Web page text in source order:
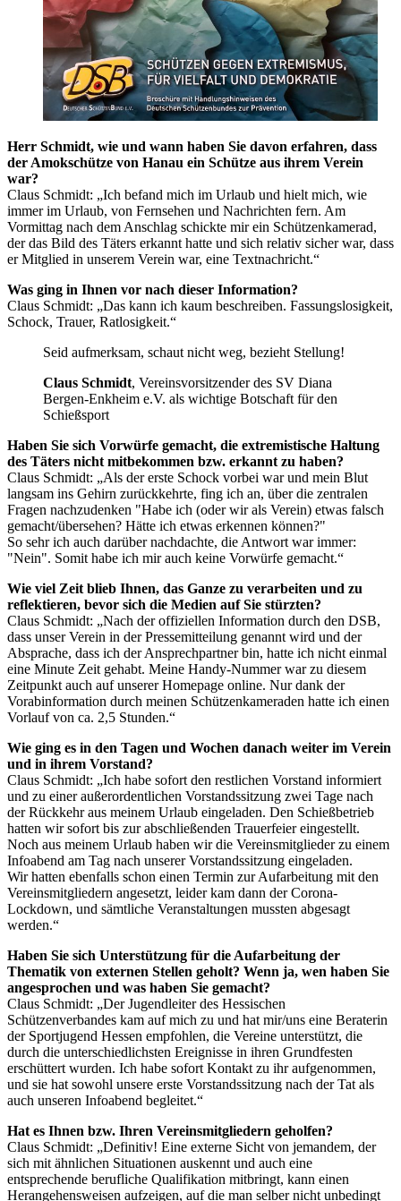
Herr Schmidt, wie und wann haben Sie davon erfahren, dass
der Amokschütze von Hanau ein Schütze aus ihrem Verein
war?
Claus Schmidt: „Ich befand mich im Urlaub und hielt mich, wie
immer im Urlaub, von Fernsehen und Nachrichten fern. Am
Vormittag nach dem Anschlag schickte mir ein Schützenkamerad,
der das Bild des Täters erkannt hatte und sich relativ sicher war, dass
er Mitglied in unserem Verein war, eine Textnachricht.“
Was ging in Ihnen vor nach dieser Information?
Claus Schmidt: „Das kann ich kaum beschreiben. Fassungslosigkeit,
Schock, Trauer, Ratlosigkeit.“
Seid aufmerksam, schaut nicht weg, bezieht Stellung!
Claus Schmidt, Vereinsvorsitzender des SV Diana
Bergen-Enkheim e.V. als wichtige Botschaft für den
Schießsport
Haben Sie sich Vorwürfe gemacht, die extremistische Haltung
des Täters nicht mitbekommen bzw. erkannt zu haben?
Claus Schmidt: „Als der erste Schock vorbei war und mein Blut
langsam ins Gehirn zurückkehrte, fing ich an, über die zentralen
Fragen nachzudenken "Habe ich (oder wir als Verein) etwas falsch
gemacht/übersehen? Hätte ich etwas erkennen können?"
So sehr ich auch darüber nachdachte, die Antwort war immer:
"Nein". Somit habe ich mir auch keine Vorwürfe gemacht.“
Wie viel Zeit blieb Ihnen, das Ganze zu verarbeiten und zu
reflektieren, bevor sich die Medien auf Sie stürzten?
Claus Schmidt: „Nach der offiziellen Information durch den DSB,
dass unser Verein in der Pressemitteilung genannt wird und der
Absprache, dass ich der Ansprechpartner bin, hatte ich nicht einmal
eine Minute Zeit gehabt. Meine Handy-Nummer war zu diesem
Zeitpunkt auch auf unserer Homepage online. Nur dank der
Vorabinformation durch meinen Schützenkameraden hatte ich einen
Vorlauf von ca. 2,5 Stunden.“
Wie ging es in den Tagen und Wochen danach weiter im Verein
und in ihrem Vorstand?
Claus Schmidt: „Ich habe sofort den restlichen Vorstand informiert
und zu einer außerordentlichen Vorstandssitzung zwei Tage nach
der Rückkehr aus meinem Urlaub eingeladen. Den Schießbetrieb
hatten wir sofort bis zur abschließenden Trauerfeier eingestellt.
Noch aus meinem Urlaub haben wir die Vereinsmitglieder zu einem
Infoabend am Tag nach unserer Vorstandssitzung eingeladen.
Wir hatten ebenfalls schon einen Termin zur Aufarbeitung mit den
Vereinsmitgliedern angesetzt, leider kam dann der Corona-
Lockdown, und sämtliche Veranstaltungen mussten abgesagt
werden.“
Haben Sie sich Unterstützung für die Aufarbeitung der
Thematik von externen Stellen geholt? Wenn ja, wen haben Sie
angesprochen und was haben Sie gemacht?
Claus Schmidt: „Der Jugendleiter des Hessischen
Schützenverbandes kam auf mich zu und hat mir/uns eine Beraterin
der Sportjugend Hessen empfohlen, die Vereine unterstützt, die
durch die unterschiedlichsten Ereignisse in ihren Grundfesten
erschüttert wurden. Ich habe sofort Kontakt zu ihr aufgenommen,
und sie hat sowohl unsere erste Vorstandssitzung nach der Tat als
auch unseren Infoabend begleitet.“
Hat es Ihnen bzw. Ihren Vereinsmitgliedern geholfen?
Claus Schmidt: „Definitiv! Eine externe Sicht von jemandem, der
sich mit ähnlichen Situationen auskennt und auch eine
entsprechende berufliche Qualifikation mitbringt, kann einen
Herangehensweisen aufzeigen, auf die man selber nicht unbedingt